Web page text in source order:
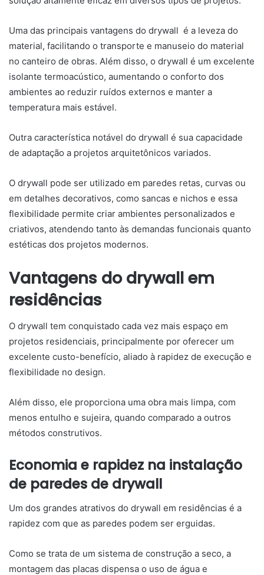
Uma das principais vantagens do drywall é a leveza do
material, facilitando o transporte e manuseio do material
no canteiro de obras. Além disso, o drywall é um excelente
isolante termoacústico, aumentando o conforto dos
ambientes ao reduzir ruídos externos e manter a
temperatura mais estável.
Outra característica notável do drywall é sua capacidade
de adaptação a projetos arquitetônicos variados.
O drywall pode ser utilizado em paredes retas, curvas ou
em detalhes decorativos, como sancas e nichos e essa
flexibilidade permite criar ambientes personalizados e
criativos, atendendo tanto às demandas funcionais quanto
estéticas dos projetos modernos.
Vantagens do drywall em
residências
O drywall tem conquistado cada vez mais espaço em
projetos residenciais, principalmente por oferecer um
excelente custo-benefício, aliado à rapidez de execução e
flexibilidade no design.
Além disso, ele proporciona uma obra mais limpa, com
menos entulho e sujeira, quando comparado a outros
métodos construtivos.
Economia e rapidez na instalação
de paredes de drywall
Um dos grandes atrativos do drywall em residências é a
rapidez com que as paredes podem ser erguidas.
Como se trata de um sistema de construção a seco, a
montagem das placas dispensa o uso de água e